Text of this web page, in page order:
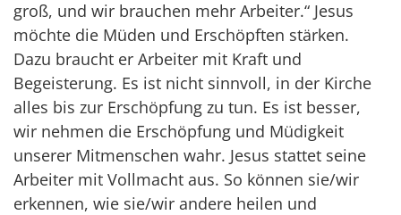
groß, und wir brauchen mehr Arbeiter.“ Jesus
möchte die Müden und Erschöpften stärken.
Dazu braucht er Arbeiter mit Kraft und
Begeisterung. Es ist nicht sinnvoll, in der Kirche
alles bis zur Erschöpfung zu tun. Es ist besser,
wir nehmen die Erschöpfung und Müdigkeit
unserer Mitmenschen wahr. Jesus stattet seine
Arbeiter mit Vollmacht aus. So können sie/wir
erkennen, wie sie/wir andere heilen und